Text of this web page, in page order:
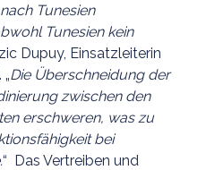
Tunesien
Tunesien kein
Dupuy, Einsatzleiterin
Die Überschneidung der
zwischen den
erschweren, was zu
bei
“ Das Vertreiben und